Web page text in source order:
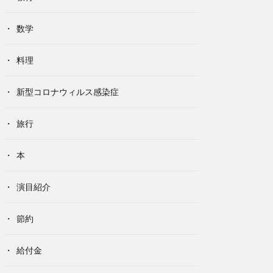
数学
料理
新型コロナウィルス感染症
旅行
本
演目紹介
節約
給付金